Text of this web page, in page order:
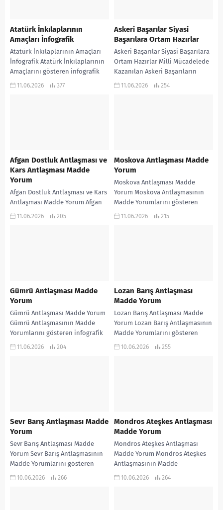
Atatürk İnkılaplarının
Amaçları İnfografik
Atatürk İnkılaplarının Amaçları
İnfografik Atatürk İnkılaplarının
Amaçlarını gösteren infografik
çalışmadır… KONU ANLATIMLI
11.06.2026 377
Askeri Başarılar Siyasi
Başarılara Ortam Hazırlar
Askeri Başarılar Siyasi Başarılara
Ortam Hazırlar Milli Mücadelede
Kazanılan Askeri Başarıların
Siyasi Başarılara Ortam
11.06.2026 254
Afgan Dostluk Antlaşması ve
Kars Antlaşması Madde
Yorum
Afgan Dostluk Antlaşması ve Kars
Antlaşması Madde Yorum Afgan
Dostluk Antlaşması ve Kars
11.06.2026 205
Moskova Antlaşması Madde
Yorum
Moskova Antlaşması Madde
Yorum Moskova Antlaşmasının
Madde Yorumlarını gösteren
infografik çalışmadır… KONU
11.06.2026 215
Gümrü Antlaşması Madde
Yorum
Gümrü Antlaşması Madde Yorum
Gümrü Antlaşmasının Madde
Yorumlarını gösteren infografik
çalışmadır… KONU ANLATIMLI
11.06.2026 204
Lozan Barış Antlaşması
Madde Yorum
Lozan Barış Antlaşması Madde
Yorum Lozan Barış Antlaşmasının
Madde Yorumlarını gösteren
infogafik çalışmadır… KONU
10.06.2026 255
Sevr Barış Antlaşması Madde
Yorum
Sevr Barış Antlaşması Madde
Yorum Sevr Barış Antlaşmasının
Madde Yorumlarını gösteren
infografik çalışmadır…
10.06.2026 266
Mondros Ateşkes Antlaşması
Madde Yorum
Mondros Ateşkes Antlaşması
Madde Yorum Mondros Ateşkes
Antlaşmasının Madde
Yorumlarını gösteren infografik
10.06.2026 264